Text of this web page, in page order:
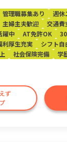
ず
管理職募集あり 週休
主婦主夫歓迎 交通費
躍中 AT免許OK
利厚生充実 シフト自
社会保険完備 学